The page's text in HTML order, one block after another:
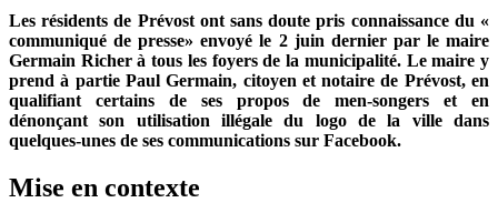
Les résidents de Prévost ont sans doute pris connaissance du «
communiqué de presse» envoyé le 2 juin dernier par le maire
Germain Richer à tous les foyers de la municipalité. Le maire y
prend à partie Paul Germain, citoyen et notaire de Prévost, en
qualifiant certains de ses propos de men-songers et en
dénonçant son utilisation illégale du logo de la ville dans
quelques-unes de ses communications sur Facebook.
Mise en contexte